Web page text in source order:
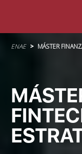
Sobrescribir enlaces de ayuda a la navegación
ENAE MÁSTER